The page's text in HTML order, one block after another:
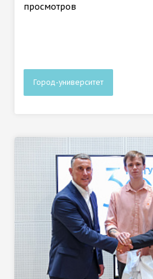
просмотров
Город-университет